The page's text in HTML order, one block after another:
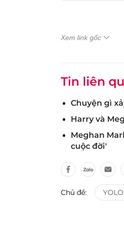
Xem link gốc
Tin liên
Chuyện gì
Harry và
Meghan
cuộc đời'
Chủ đề: YOLO